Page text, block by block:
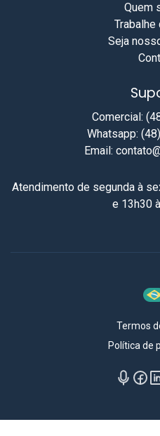
Quem
Seja
Comercial:
Whatsapp:
Email:
Atendimento de segunda à
e 13h30
Termos
Política de